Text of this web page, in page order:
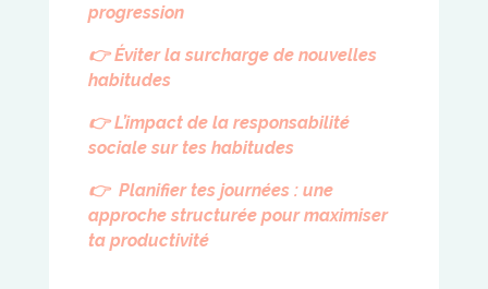
progression
👉 Éviter la surcharge de nouvelles
habitudes
👉L’impact de la responsabilité
sociale sur tes habitudes
👉Planifier tes journées : une
approche structurée pour maximiser
ta productivité